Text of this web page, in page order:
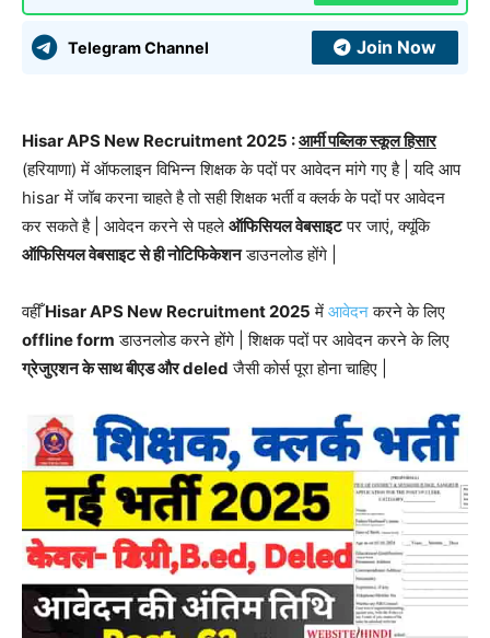
Telegram Channel Join Now
Hisar APS New Recruitment 2025 :आर्मी पब्लिक स्कूल हिसार
(हरियाणा) में ऑफलाइन विभिन्न शिक्षक के पदों पर आवेदन मांगे गए है | यदि आप
hisar में जॉब करना चाहते है तो सही शिक्षक भर्ती व क्लर्क के पदों पर आवेदन
कर सकते है | आवेदन करने से पहले ऑफिसियल वेबसाइटपर जाएं, क्यूंकि
ऑफिसियल वेबसाइट से ही नोटिफिकेशनडाउनलोड होंगे |
वहीँHisar APS New Recruitment 2025 में आवेदनकरने के लिए
offline form डाउनलोड करने होंगे | शिक्षक पदों पर आवेदन करने के लिए
ग्रेजुएशन के साथ बीएड और deled जैसी कोर्स पूरा होना चाहिए |